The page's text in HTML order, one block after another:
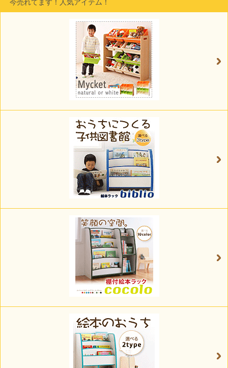
今売れてます！人気アイテム！